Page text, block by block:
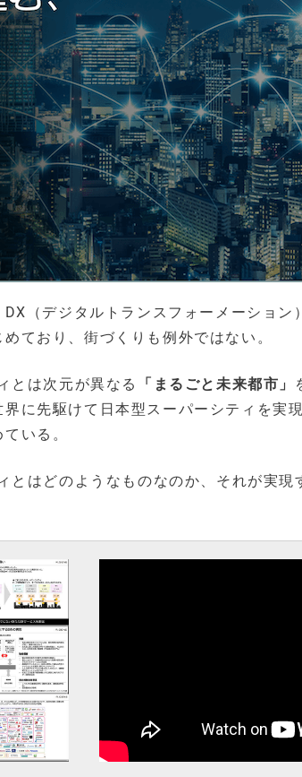
（デジタルトランスフォーメーション
ており、街づくりも例外ではない。
とは次元が異なる 「まるごと未来都市」
に先駆けて日本型スーパーシティを実
いる。
はどのようなものなのか、それが実現